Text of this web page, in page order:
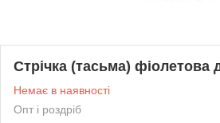
Стрічка (тасьма) фіолетова
Немає в наявності
Опт і роздріб